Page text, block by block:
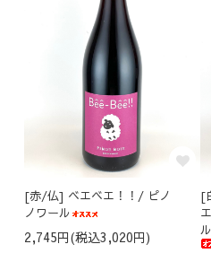
[赤/仏] ベエベエ！！/ ピノ
ノワール
2,745円(税込3,020円)
[